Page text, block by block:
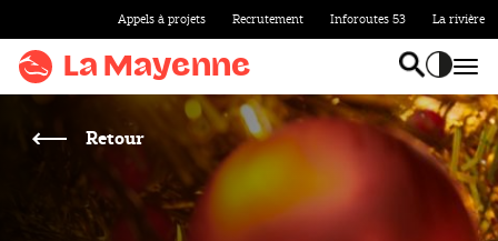
contenu
Aller
menu
recherche
Appels à projets Recrutement Inforoutes 53 La rivière
La Mayenne Basculer
Retour